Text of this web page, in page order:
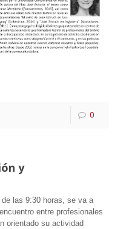
0
y
las 9:30 horas, se va a
entre profesionales
orientado su actividad